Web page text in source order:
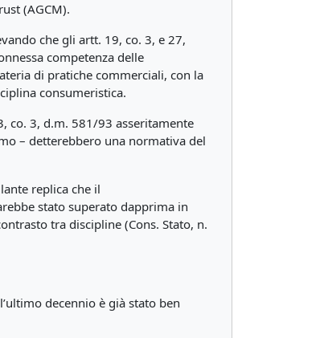
(AGCM).
che gli artt. 19, co. 3, e 27,
competenza delle
di pratiche commerciali, con la
consumeristica.
co. 3, d.m. 581/93 asseritamente
– detterebbero una normativa del
replica che il
stato superato dapprima in
tra discipline (Cons. Stato, n.
decennio è già stato ben